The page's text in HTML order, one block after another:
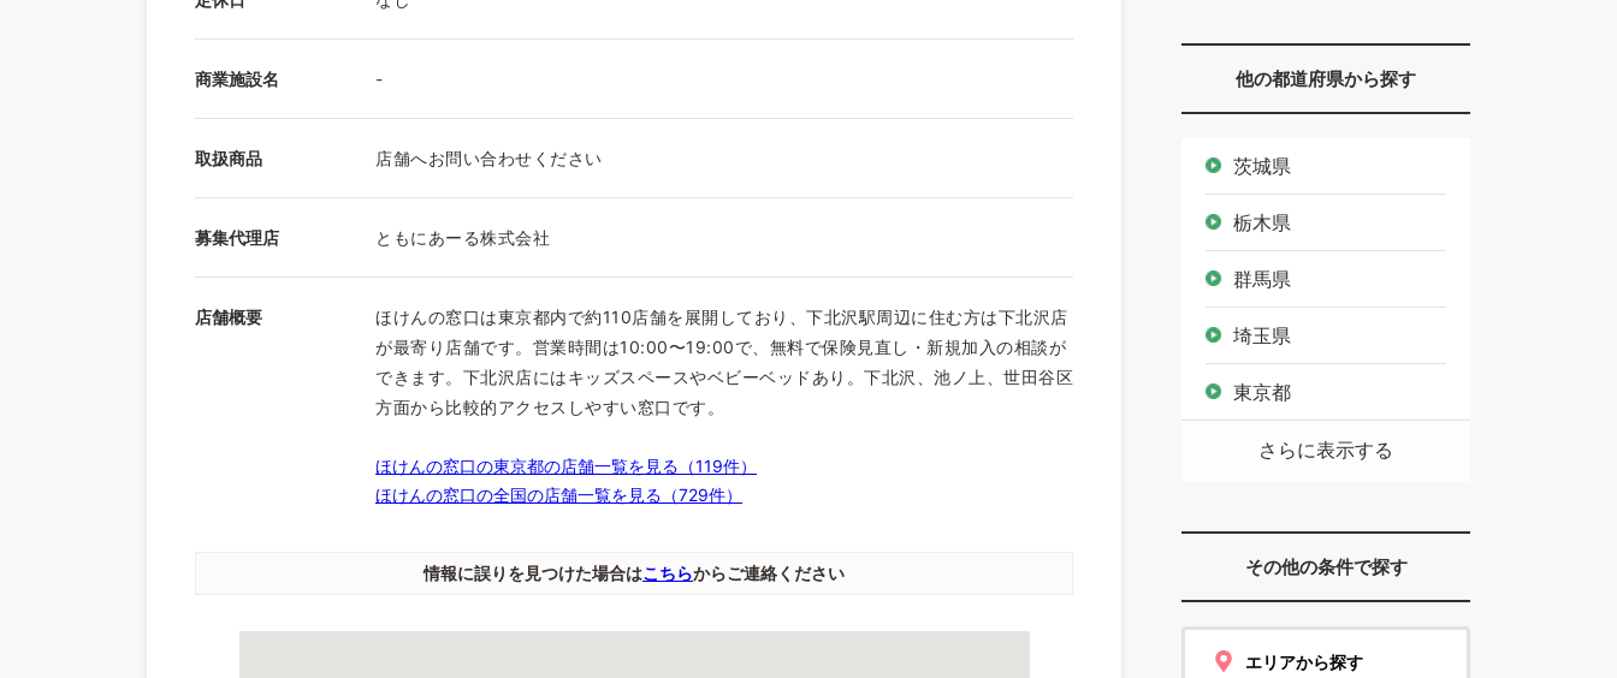
他の都道府県から探す
茨城県
栃木県
群馬県
埼玉県
東京都
さらに表示する
その他の条件で探す
エリアから探す
商業施設名 -
取扱商品 店舗へお問い合わせください
募集代理店 ともにあーる株式会社
店舗概要
ほけんの窓口は東京都内で約110店舗を展開しており、下北沢駅周辺に住む方は下北沢店
が最寄り店舗です。営業時間は10:00〜19:00で、無料で保険見直し・新規加入の相談が
できます。下北沢店にはキッズスペースやベビーベッドあり。下北沢、池ノ上、世田谷区
方面から比較的アクセスしやすい窓口です。
ほけんの窓口の東京都の店舗一覧を見る（119件）
ほけんの窓口の全国の店舗一覧を見る（729件）
情報に誤りを見つけた場合はこちらからご連絡ください